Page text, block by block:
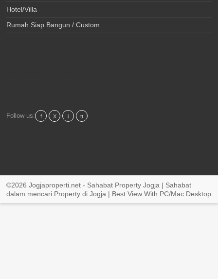
Hotel/Villa
Rumah Siap Bangun / Custom
Follow us: f X i tt
©2026 Jogjaproperti.net - Sahabat Property Jogja | Sahabat
dalam mencari Property di Jogja | Best View With PC/Mac Desktop